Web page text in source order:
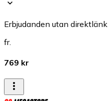
Erbjudanden utan direktlänk
fr.
769 kr